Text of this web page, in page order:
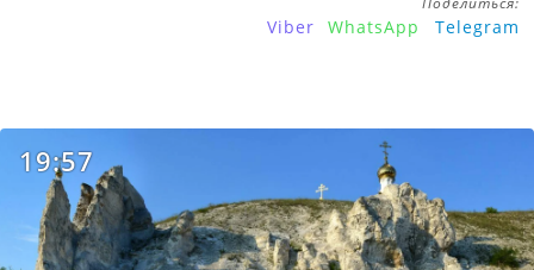
Viber WhatsApp Telegram
19:57